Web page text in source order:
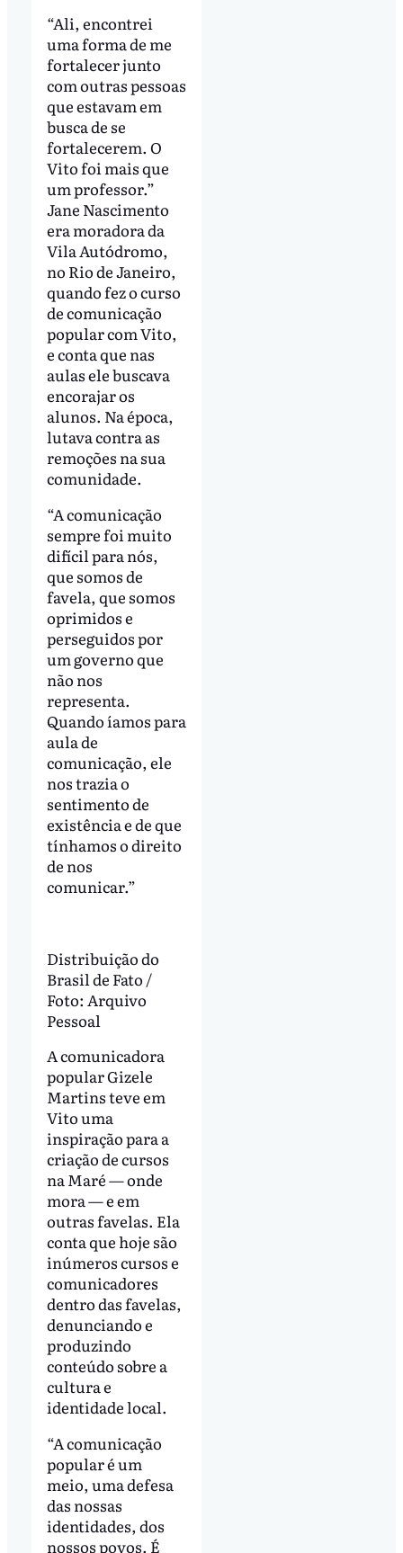
“Ali, encontrei
uma forma de me
fortalecer junto
com outras pessoas
que estavam em
busca de se
fortalecerem. O
Vito foi mais que
um professor.”
Jane Nascimento
era moradora da
Vila Autódromo,
no Rio de Janeiro,
quando fez o curso
de comunicação
popular com Vito,
e conta que nas
aulas ele buscava
encorajar os
alunos. Na época,
lutava contra as
remoções na sua
comunidade.
“A comunicação
sempre foi muito
difícil para nós,
que somos de
favela, que somos
oprimidos e
perseguidos por
um governo que
não nos
representa.
Quando íamos para
aula de
comunicação, ele
nos trazia o
sentimento de
existência e de que
tínhamos o direito
de nos
comunicar.”
Distribuição do
Brasil de Fato /
Foto: Arquivo
Pessoal
A comunicadora
popular Gizele
Martins teve em
Vito uma
inspiração para a
criação de cursos
na Maré — onde
mora — e em
outras favelas. Ela
conta que hoje são
inúmeros cursos e
comunicadores
dentro das favelas,
denunciando e
produzindo
conteúdo sobre a
cultura e
identidade local.
“A comunicação
popular é um
meio, uma defesa
das nossas
identidades, dos
nossos povos. É